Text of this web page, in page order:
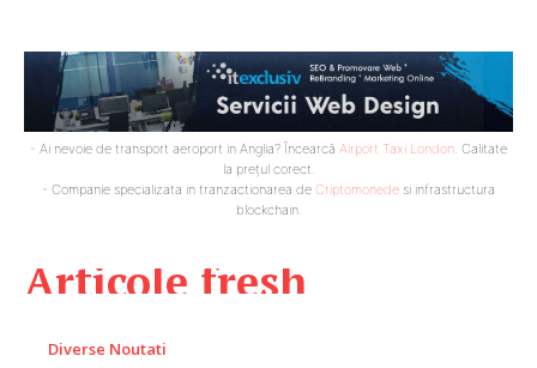
Articole fresh
Diverse Noutati
- Ai nevoie de transport aeroport in Anglia? Încearcă Airport Taxi London. Calitate
la prețul corect.
- Companie specializata in tranzactionarea de Criptomonede si infrastructura
blockchain.